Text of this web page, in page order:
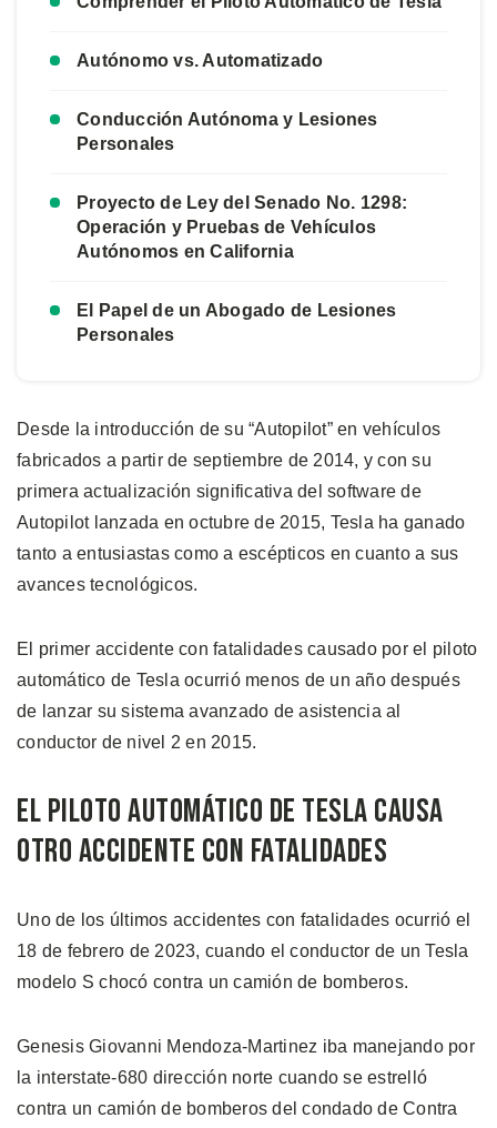
Autónomo vs. Automatizado
Conducción Autónoma y Lesiones
Personales
Proyecto de Ley del Senado No. 1298:
Operación y Pruebas de Vehículos
Autónomos en California
El Papel de un Abogado de Lesiones
Personales
Desde la introducción de su “Autopilot” en vehículos
fabricados a partir de septiembre de 2014, y con su
primera actualización significativa del software de
Autopilot lanzada en octubre de 2015, Tesla ha ganado
tanto a entusiastas como a escépticos en cuanto a sus
avances tecnológicos.
El primer accidente con fatalidades causado por el piloto
automático de Tesla ocurrió menos de un año después
de lanzar su sistema avanzado de asistencia al
conductor de nivel 2 en 2015.
El Piloto Automático de Tesla Causa
Otro Accidente con Fatalidades
Uno de los últimos accidentes con fatalidades ocurrió el
18 de febrero de 2023, cuando el conductor de un Tesla
modelo S chocó contra un camión de bomberos.
Genesis Giovanni Mendoza-Martinez iba manejando por
la interstate-680 dirección norte cuando se estrelló
contra un camión de bomberos del condado de Contra